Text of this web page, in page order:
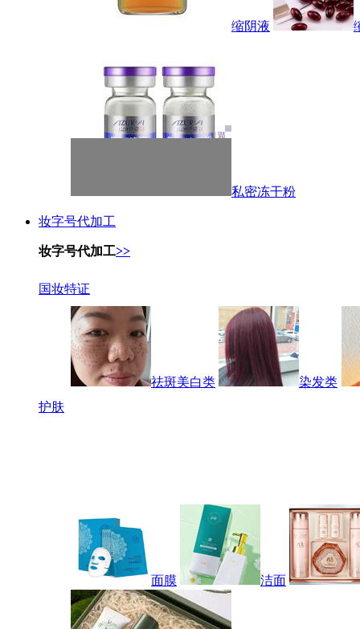
缩阴液
私密冻干粉
妆字号代加工
妆字号代加工>>
国妆特证
祛斑美白类
染发类
护肤
面膜 洁面